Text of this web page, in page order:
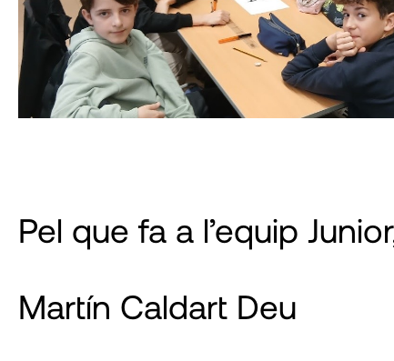
Pel que fa a l’equip
Martín Caldart Deu